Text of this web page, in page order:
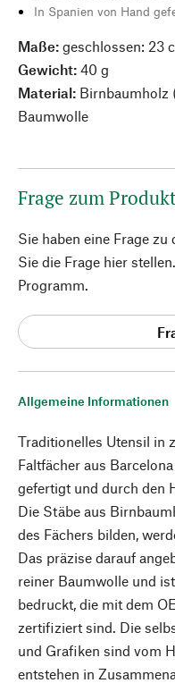
Allgemeine Informationen
Traditionelles Utensil in
Faltfächer aus
gefertigt und durch den
Die Stäbe aus
des Fächers bilden,
Das präzise darauf
reiner Baumwolle und
bedruckt, die mit dem
zertifiziert sind. Die
und Grafiken sind vom
entstehen in
In Spanien von Hand
Maße: geschlossen: 23
Gewicht: 40 g
Material: Birnbaumholz
Baumwolle
Frage zum
Sie haben eine Frage
Sie die Frage hier
Programm.